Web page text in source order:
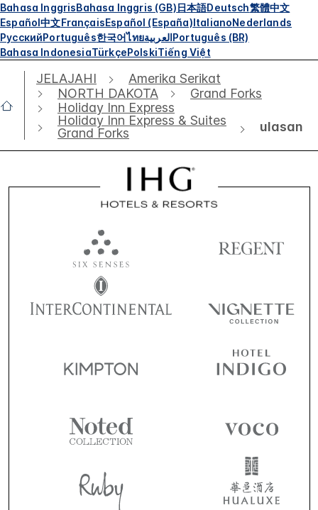
Bahasa InggrisBahasa Inggris (GB)日本語Deutsch繁體中文
Español中文FrançaisEspañol (España)ItalianoNederlands
РусскийPortuguês한국어ไทยالعربيةPortuguês (BR)
Bahasa IndonesiaTürkçePolskiTiếng Việt
JELAJAHI
Amerika Serikat
NORTH DAKOTA
Grand Forks
Holiday Inn Express
Holiday Inn Express & Suites
Grand Forks
ulasan